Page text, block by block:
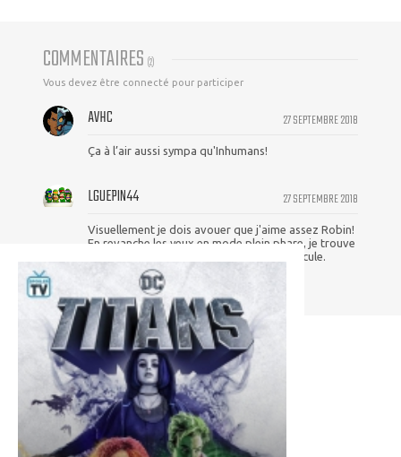
COMMENTAIRES (2)
Vous devez être connecté pour participer
27 SEPTEMBRE 2018
AVHC
Ça à l’air aussi sympa qu'Inhumans!
27 SEPTEMBRE 2018
LGUEPIN44
Visuellement je dois avouer que j'aime assez Robin!
En revanche les yeux en mode plein phare, je trouve
que ça marche jamais, ça fait toujours ridicule.